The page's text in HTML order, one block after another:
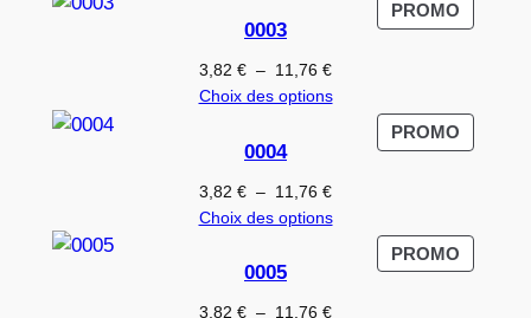
3,82 €
11,76 €
PROMO
EN
0003
3,82 € – 11,76 €Plage
de
3,82 €
11,76 €
Choix des options
PROMO
EN
0004
3,82 € – 11,76 €Plage
de
3,82 €
Choix des options
PROMO
EN
0005
3,82 € – 11,76 €Plage